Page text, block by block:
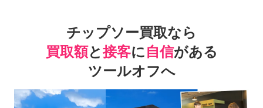
チップソー買取なら
買取額と接客に自信がある
ツールオフへ